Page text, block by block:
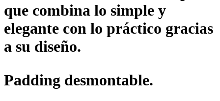
que combina lo simple y
elegante con lo práctico gracias
a su diseño.
Padding desmontable.